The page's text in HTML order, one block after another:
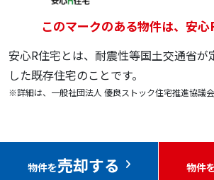
このマークのある物件は、安心
安心R住宅とは、耐震性等国土交通省が
した既存住宅のことです。
※詳細は、一般社団法人 優良ストック住宅推進協議会
物件を売却する 物件